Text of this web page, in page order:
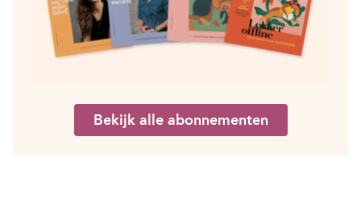
Bekijk alle abonnementen